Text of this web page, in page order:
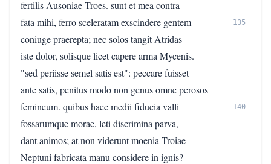
fertilis Ausoniae Troes. sunt et mea contra
fata mihi, ferro sceleratam exscindere gentem
135
coniuge praerepta; nec solos tangit Atridas
iste dolor, solisque licet capere arma Mycenis.
"sed periisse semel satis est": peccare fuisset
ante satis, penitus modo non genus omne perosos
femineum. quibus haec medii fiducia valli
140
fossarumque morae, leti discrimina parva,
dant animos; at non viderunt moenia Troiae
Neptuni fabricata manu considere in ignis?